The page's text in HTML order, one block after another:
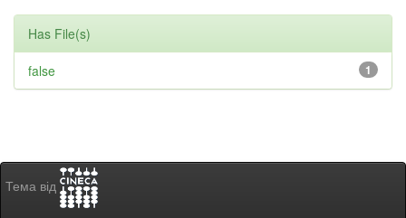
Has File(s)
1
false
Тема від